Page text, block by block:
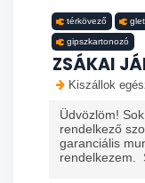
térkövező
gipszkartonozó
ZSÁKAI
Kiszállok
Üdvözlöm!
rendelkező
garanciális
rendelkezem.